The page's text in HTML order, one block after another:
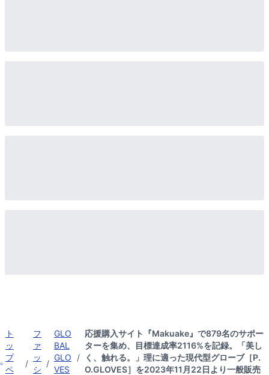
ト
ッ
プ
ペ
/
フ
ァ
ッ
シ
/
GLO
BAL
GLO
VES
/
応援購入サイト『Makuake』で879名のサポー
ターを集め、目標達成率2116%を記録。「美し
く、触れる。」理に適った現代型グローブ［P.
O.GLOVES］を2023年11月22日より一般販売